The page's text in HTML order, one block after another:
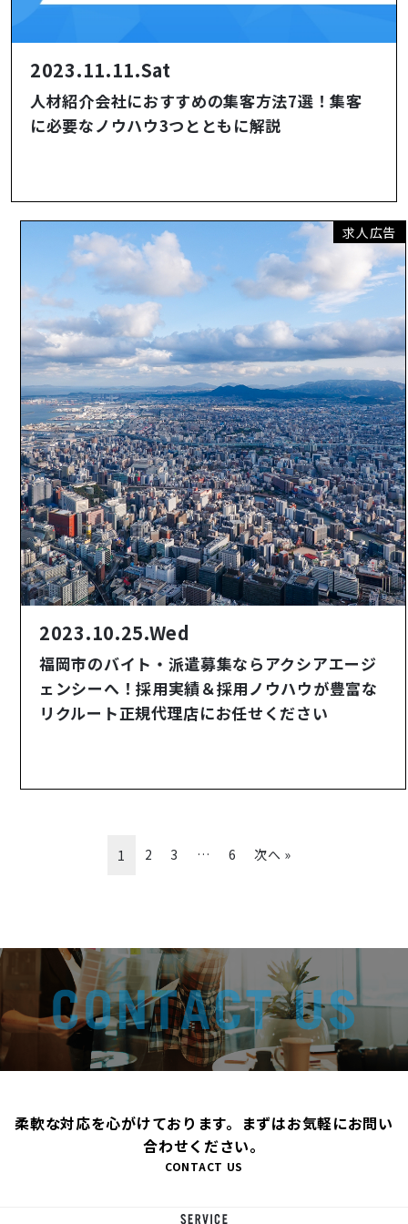
2023.11.11.Sat
人材紹介会社におすすめの集客方法7選！集客
に必要なノウハウ3つとともに解説
求人広告
2023.10.25.Wed
福岡市のバイト・派遣募集ならアクシアエージ
ェンシーへ！採用実績＆採用ノウハウが豊富な
リクルート正規代理店にお任せください
1 2 3 … 6 次へ »
柔軟な対応を心がけております。まずはお気軽にお問い
合わせください。
CONTACT US